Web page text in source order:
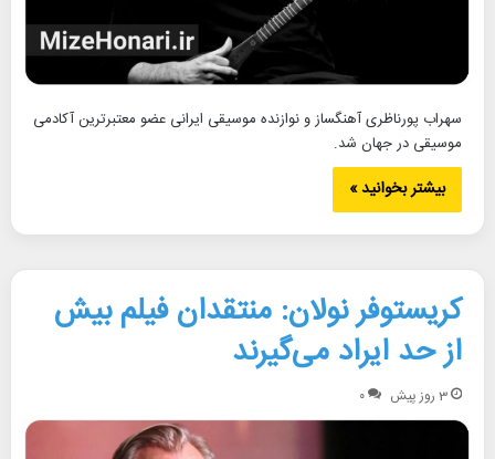
سهراب پورناظری آهنگساز و نوازنده موسیقی ایرانی عضو معتبرترین آکادمی
موسیقی در جهان شد.
بیشتر بخوانید »
کریستوفر نولان: منتقدان فیلم بیش
از حد ایراد می‌گیرند
3 روز پیش ۰